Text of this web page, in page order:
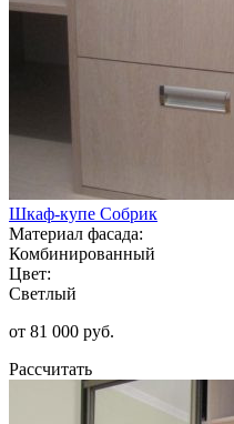
Шкаф-купе Собрик
Материал фасада:
Комбинированный
Цвет:
Светлый
от 81 000 руб.
Рассчитать